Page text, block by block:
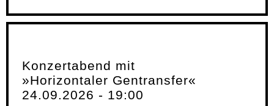
Konzertabend mit
»Horizontaler Gentransfer«
24.09.2026 - 19:00